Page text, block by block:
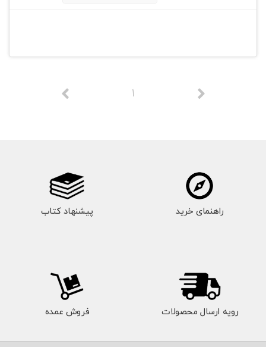
1
راهنمای خرید پیشنهاد کتاب
رویه ارسال محصولات فروش عمده